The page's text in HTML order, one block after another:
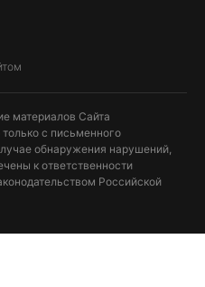
материалов Сайта
с письменного
обнаружения нарушений,
к ответственности
Российской